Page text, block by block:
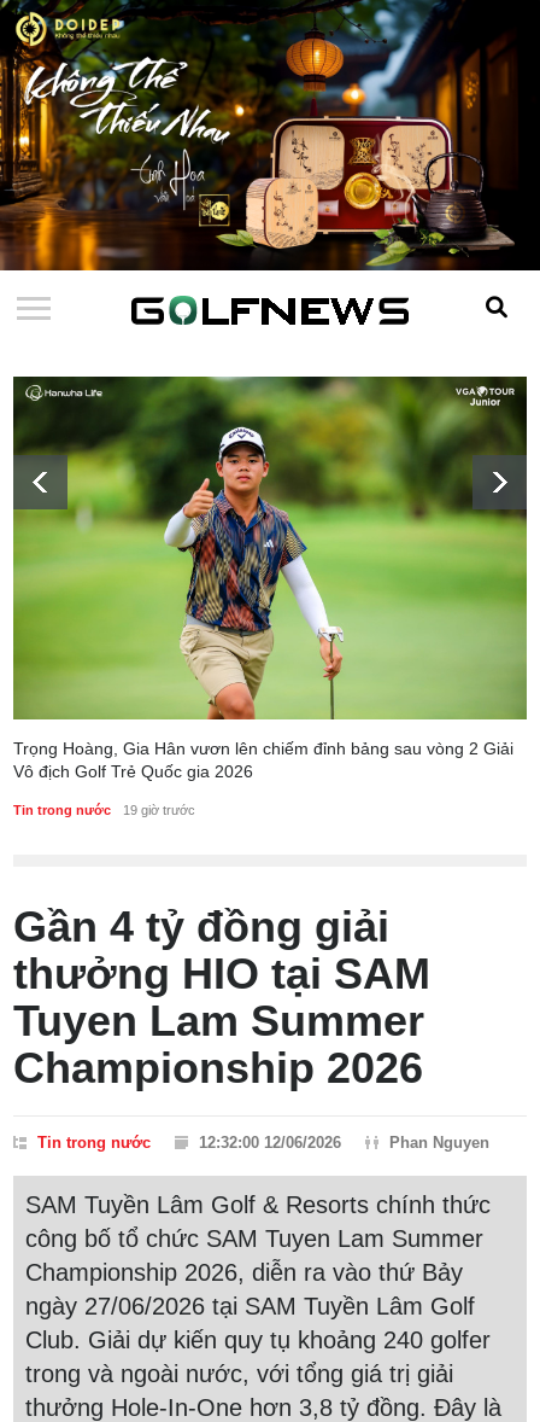
Trọng Hoàng, Gia Hân vươn lên chiếm đỉnh bảng sau vòng 2 Giải
Vô địch Golf Trẻ Quốc gia 2026
Tin trong nước 19 giờ trước
Gần 4 tỷ đồng giải
thưởng HIO tại SAM
Tuyen Lam Summer
Championship 2026
Tin trong nước 12:32:00 12/06/2026 Phan Nguyen
SAM Tuyền Lâm Golf & Resorts chính thức
công bố tổ chức SAM Tuyen Lam Summer
Championship 2026, diễn ra vào thứ Bảy
ngày 27/06/2026 tại SAM Tuyền Lâm Golf
Club. Giải dự kiến quy tụ khoảng 240 golfer
trong và ngoài nước, với tổng giá trị giải
thưởng Hole-In-One hơn 3,8 tỷ đồng. Đây là